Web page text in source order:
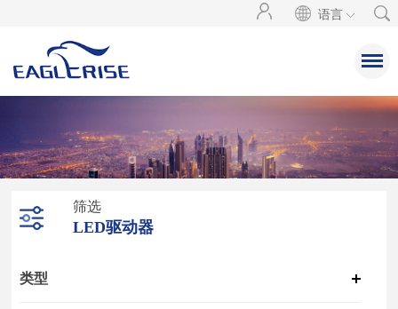
语言
筛选
LED驱动器
类型